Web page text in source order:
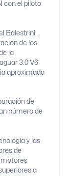
con el piloto
Balestrini,
de los
la
3.0 V6
aproximada
de
número de
y las
de
motores
a